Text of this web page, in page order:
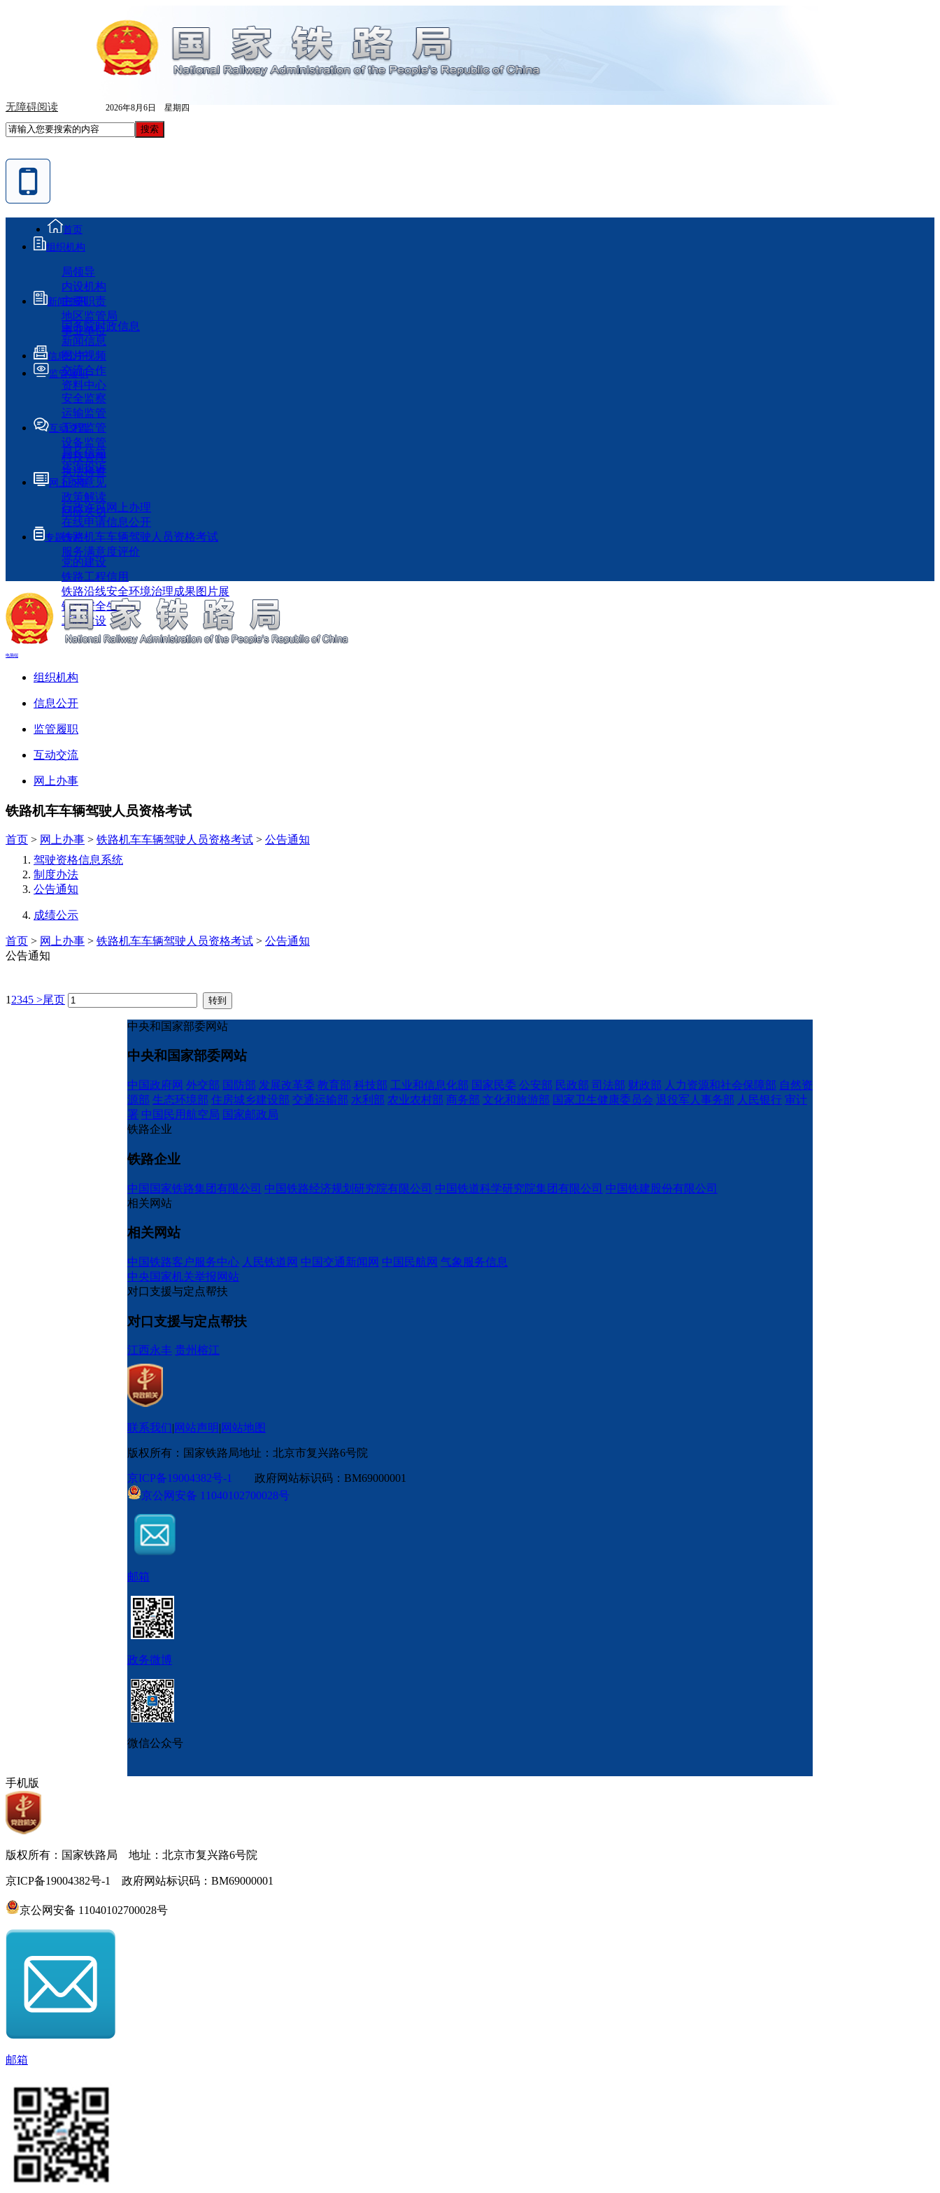
无障碍阅读 2026年8月6日 星期四
首页
组织机构
局领导
内设机构
主要职责
地区监管局
事业单位
新闻资讯
国务院时政信息
新闻信息
图片视频
交流合作
资料中心
信息公开
监管履职
安全监察
运输监管
工程监管
设备监管
科技管理
执法检查
互动交流
局长信箱
咨询投诉
征求意见
政策解读
回应关切
网上办事
行政许可网上办理
在线申请信息公开
铁路机车车辆驾驶人员资格考试
服务满意度评价
专题专栏
党的建设
铁路工程信用
铁路沿线安全环境治理成果图片展
铁路安全生产月
工程建设
电脑端
组织机构
信息公开
监管履职
互动交流
网上办事
铁路机车车辆驾驶人员资格考试
首页 > 网上办事 > 铁路机车车辆驾驶人员资格考试 > 公告通知
驾驶资格信息系统
制度办法
公告通知
成绩公示
首页 > 网上办事 > 铁路机车车辆驾驶人员资格考试 > 公告通知
公告通知
1 2345 >尾页
中央和国家部委网站
中央和国家部委网站
中国政府网 外交部 国防部 发展改革委 教育部 科技部 工业和信息化部 国家民委 公安部 民政部 司法部 财政部 人力资源和社会保障部 自然资
源部 生态环境部 住房城乡建设部 交通运输部 水利部 农业农村部 商务部 文化和旅游部 国家卫生健康委员会 退役军人事务部 人民银行 审计
署 中国民用航空局 国家邮政局
铁路企业
铁路企业
中国国家铁路集团有限公司 中国铁路经济规划研究院有限公司 中国铁道科学研究院集团有限公司 中国铁建股份有限公司
相关网站
相关网站
中国铁路客户服务中心 人民铁道网 中国交通新闻网 中国民航网 气象服务信息
中央国家机关举报网站
对口支援与定点帮扶
对口支援与定点帮扶
江西永丰 贵州榕江
联系我们 网站声明 网站地图
版权所有：国家铁路局地址：北京市复兴路6号院
京ICP备19004382号-1 政府网站标识码：BM69000001
京公网安备 11040102700028号
邮箱
政务微博
微信公众号
手机版
版权所有：国家铁路局 地址：北京市复兴路6号院
京ICP备19004382号-1 政府网站标识码：BM69000001
京公网安备 11040102700028号
邮箱